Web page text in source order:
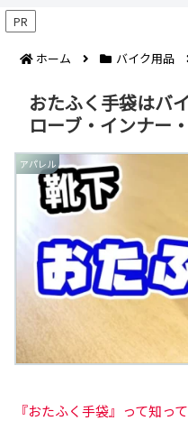
PR
ホーム バイク用品
おたふく手袋はバ
ローブ・インナー
アパレル
『おたふく手袋』って知っ